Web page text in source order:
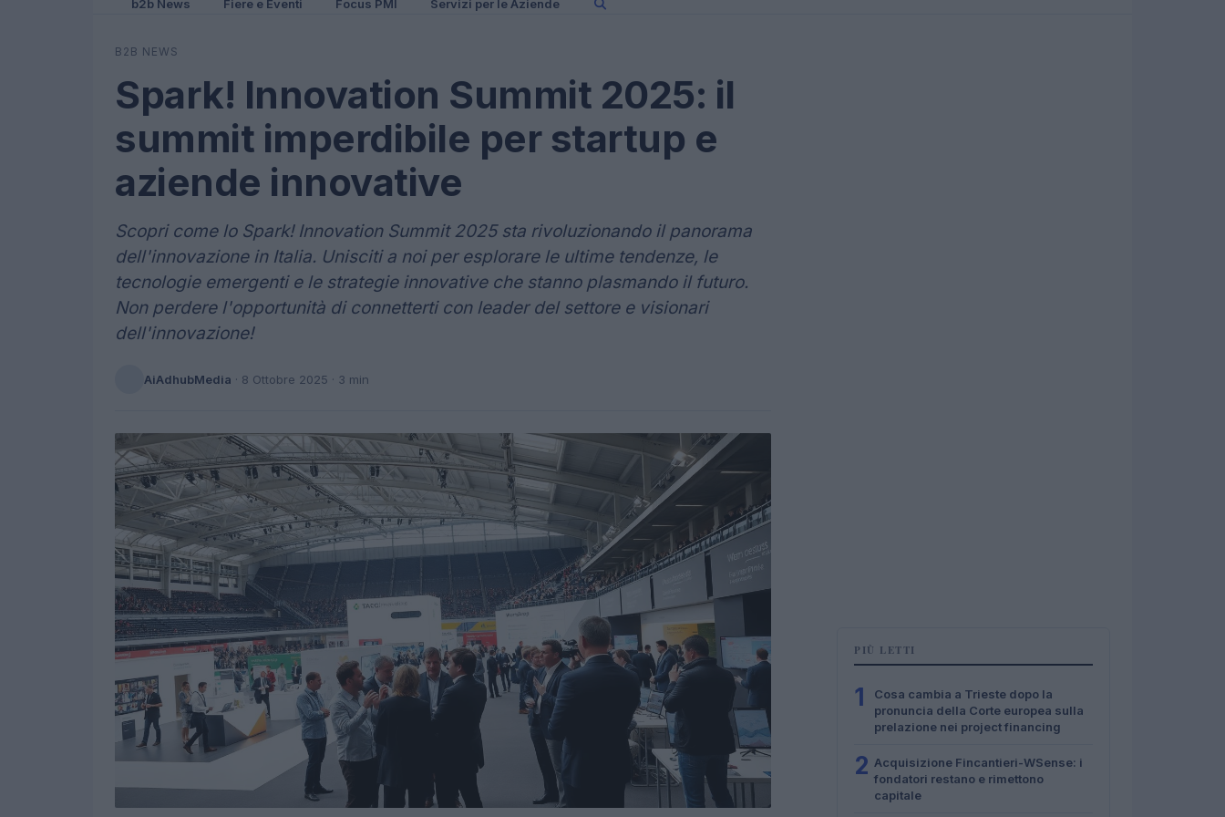
b2b News Fiere e Eventi Focus PMI Servizi per le Aziende
B2B NEWS
Spark! Innovation Summit 2025: il
summit imperdibile per startup e
aziende innovative
Scopri come lo Spark! Innovation Summit 2025 sta rivoluzionando il panorama
dell'innovazione in Italia. Unisciti a noi per esplorare le ultime tendenze, le
tecnologie emergenti e le strategie innovative che stanno plasmando il futuro.
Non perdere l'opportunità di connetterti con leader del settore e visionari
dell'innovazione!
AiAdhubMedia · 8 Ottobre 2025 · 3 min
PIÙ LETTI
1
Cosa cambia a Trieste dopo la
pronuncia della Corte europea sulla
prelazione nei project financing
2 Acquisizione Fincantieri-WSense: i
fondatori restano e rimettono
capitale